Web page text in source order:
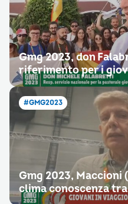
Gmg 2023, don
riferimento per i
#GMG2023
Gmg 2023, Maccioni
clima conoscenza